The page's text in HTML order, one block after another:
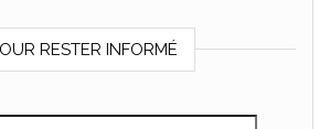
RESTER INFORMÉ